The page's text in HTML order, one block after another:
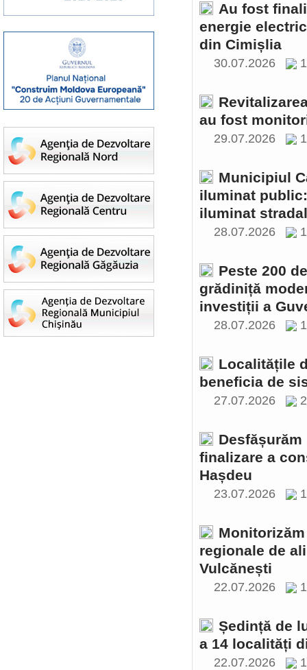
Au fost
energie
din Cimișlia
30.07.2026
au fost
29.07.2026
Municipiul
iluminat
iluminat
28.07.2026
Peste 200
grădiniță
investiții a
28.07.2026
Localitățile
beneficia de
27.07.2026
finalizare a
Hașdeu
23.07.2026
regionale de
Vulcănești
22.07.2026
Ședință de
a 14 localități
22.07.2026